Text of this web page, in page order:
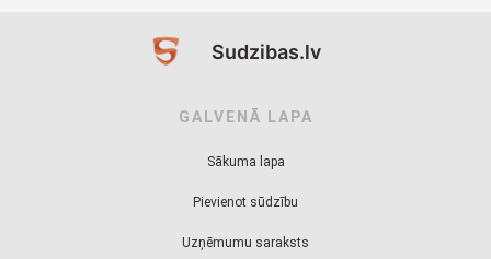
Sudzibas.lv
GALVENĀ LAPA
Sākuma lapa
Pievienot sūdzību
Uzņēmumu saraksts